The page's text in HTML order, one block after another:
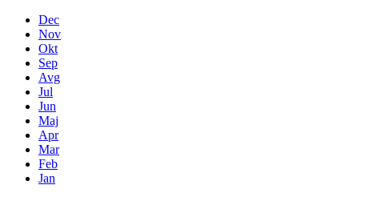
Dec
Nov
Okt
Sep
Avg
Jul
Jun
Maj
Apr
Mar
Feb
Jan